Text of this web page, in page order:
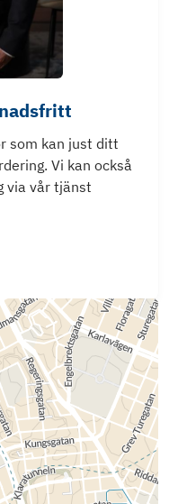
som kan just ditt
Vi kan också
via vår tjänst